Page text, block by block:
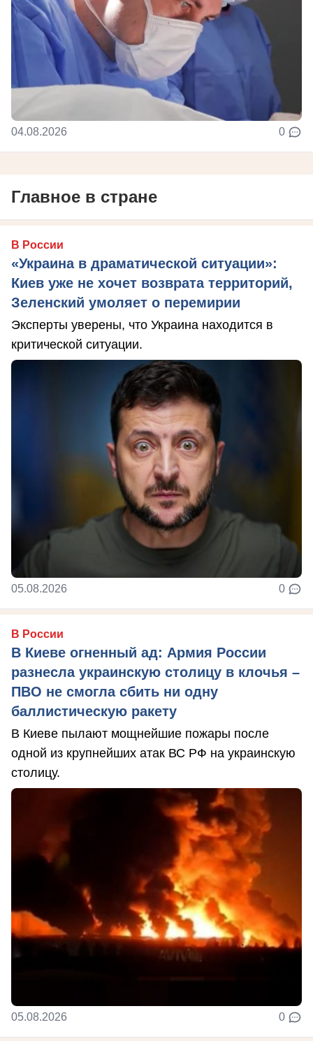
04.08.2026 0
Главное в стране
В России
«Украина в драматической ситуации»:
Киев уже не хочет возврата территорий,
Зеленский умоляет о перемирии
Эксперты уверены, что Украина находится в
критической ситуации.
05.08.2026 0
В России
В Киеве огненный ад: Армия России
разнесла украинскую столицу в клочья –
ПВО не смогла сбить ни одну
баллистическую ракету
В Киеве пылают мощнейшие пожары после
одной из крупнейших атак ВС РФ на украинскую
столицу.
05.08.2026 0